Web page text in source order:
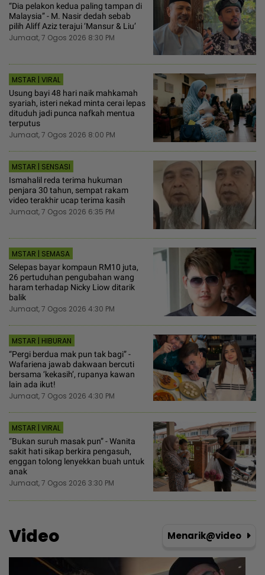
“Dia pelakon kedua paling tampan di
Malaysia” - M. Nasir dedah sebab
pilih Aliff Aziz terajui ‘Mansur & Liu’
Jumaat, 7 Ogos 2026 8:30 PM
MSTAR | VIRAL
Usung bayi 48 hari naik mahkamah
syariah, isteri nekad minta cerai lepas
dituduh jadi punca nafkah mentua
terputus
Jumaat, 7 Ogos 2026 8:00 PM
MSTAR | SENSASI
Ismahalil reda terima hukuman
penjara 30 tahun, sempat rakam
video terakhir ucap terima kasih
Jumaat, 7 Ogos 2026 6:35 PM
MSTAR | SEMASA
Selepas bayar kompaun RM10 juta,
26 pertuduhan pengubahan wang
haram terhadap Nicky Liow ditarik
balik
Jumaat, 7 Ogos 2026 4:30 PM
MSTAR | HIBURAN
“Pergi berdua mak pun tak bagi” -
Wafariena jawab dakwaan bercuti
bersama ‘kekasih’, rupanya kawan
lain ada ikut!
Jumaat, 7 Ogos 2026 4:30 PM
MSTAR | VIRAL
“Bukan suruh masak pun” - Wanita
sakit hati sikap berkira pengasuh,
enggan tolong lenyekkan buah untuk
anak
Jumaat, 7 Ogos 2026 3:30 PM
Video Menarik@video